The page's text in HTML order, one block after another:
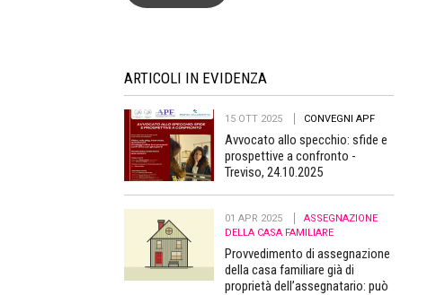
ARTICOLI IN EVIDENZA
15 OTT 2025 CONVEGNI APF
Avvocato allo specchio: sfide e
prospettive a confronto -
Treviso, 24.10.2025
01 APR 2025
ASSEGNAZIONE
DELLA CASA FAMILIARE
Provvedimento di assegnazione
della casa familiare già di
proprietà dell’assegnatario: può